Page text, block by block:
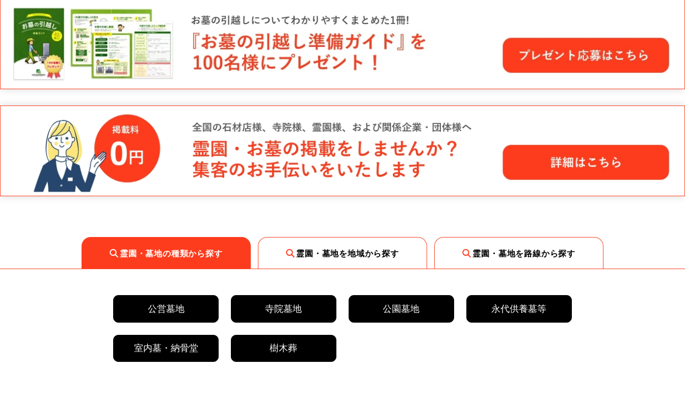
霊園・墓地の種類から探す 霊園・墓地を地域から探す 霊園・墓地を路線から探す
公営墓地 寺院墓地 公園墓地 永代供養墓等
室内墓・納骨堂 樹木葬